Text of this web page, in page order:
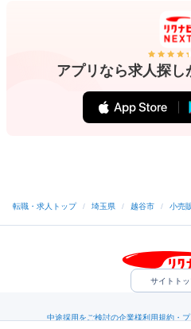
アプリなら求人探し
転職・求人トップ / 埼玉県 / 越谷市 / 小売
サイトト
中途採用をご検討の企業様利用規約・